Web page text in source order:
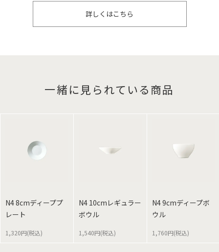
詳しくはこちら
一緒に見られている商品
N4 8cmディーププ
レート
1,320円(税込)
N4 10cmレギュラー
ボウル
1,540円(税込)
N4 9cmディープボ
ウル
1,760円(税込)